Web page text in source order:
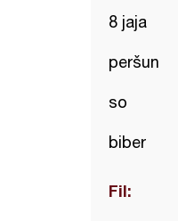
8 jaja
peršun
so
biber
Fil: